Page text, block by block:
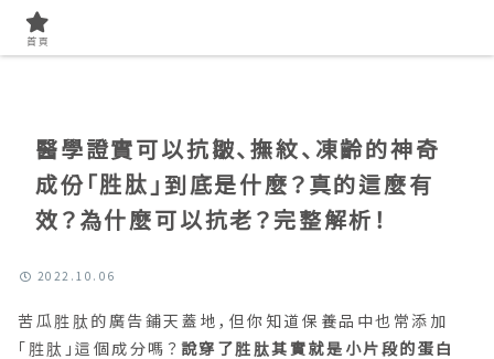
醫學證實可以抗皺、撫紋、凍齡的神奇
成份「胜肽」到底是什麼？真的這麼有
效？為什麼可以抗老？完整解析！
2022.10.06
苦瓜胜肽的廣告鋪天蓋地，但你知道保養品中也常添加
「胜肽」這個成分嗎？ 說穿了胜肽其實就是小片段的蛋白
首頁